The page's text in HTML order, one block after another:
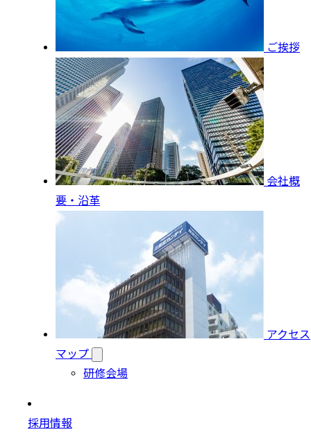
ご挨拶
会社概
要・沿革
アクセス
マップ
研修会場
採用情報